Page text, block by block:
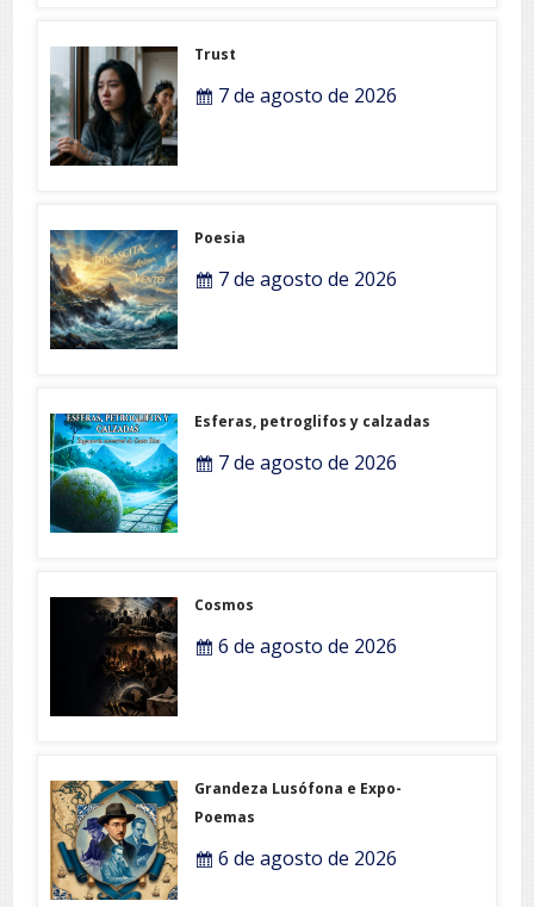
Trust
7 de agosto de 2026
Poesia
7 de agosto de 2026
Esferas, petroglifos y calzadas
7 de agosto de 2026
Cosmos
6 de agosto de 2026
Grandeza Lusófona e Expo-
Poemas
6 de agosto de 2026